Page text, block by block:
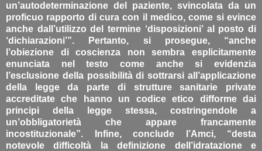
un’autodeterminazione del paziente, svincolata da un
proficuo rapporto di cura con il medico, come si evince
anche dall’utilizzo del termine ‘disposizioni’ al posto di
‘dichiarazioni’”. Pertanto, si prosegue, “anche
l’obiezione di coscienza non sembra esplicitamente
enunciata nel testo come anche si evidenzia
l’esclusione della possibilità di sottrarsi all’applicazione
della legge da parte di strutture sanitarie private
accreditate che hanno un codice etico difforme dai
principi della legge stessa, costringendole a
un’obbligatorietà che appare francamente
incostituzionale”. Infine, conclude l’Amci, “desta
notevole difficoltà la definizione dell’idratazione e